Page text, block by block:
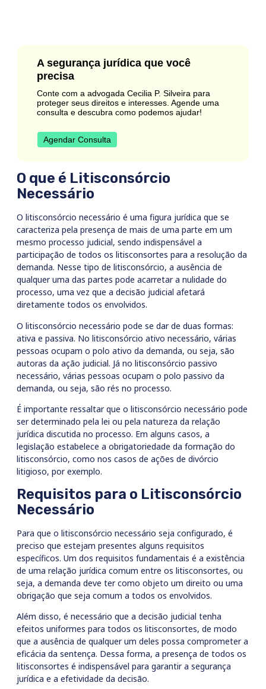
A segurança jurídica que você
precisa
Conte com a advogada Cecilia P. Silveira para
proteger seus direitos e interesses. Agende uma
consulta e descubra como podemos ajudar!
Agendar Consulta
O que é Litisconsórcio
Necessário
O litisconsórcio necessário é uma figura jurídica que se
caracteriza pela presença de mais de uma parte em um
mesmo processo judicial, sendo indispensável a
participação de todos os litisconsortes para a resolução da
demanda. Nesse tipo de litisconsórcio, a ausência de
qualquer uma das partes pode acarretar a nulidade do
processo, uma vez que a decisão judicial afetará
diretamente todos os envolvidos.
O litisconsórcio necessário pode se dar de duas formas:
ativa e passiva. No litisconsórcio ativo necessário, várias
pessoas ocupam o polo ativo da demanda, ou seja, são
autoras da ação judicial. Já no litisconsórcio passivo
necessário, várias pessoas ocupam o polo passivo da
demanda, ou seja, são rés no processo.
É importante ressaltar que o litisconsórcio necessário pode
ser determinado pela lei ou pela natureza da relação
jurídica discutida no processo. Em alguns casos, a
legislação estabelece a obrigatoriedade da formação do
litisconsórcio, como nos casos de ações de divórcio
litigioso, por exemplo.
Requisitos para o Litisconsórcio
Necessário
Para que o litisconsórcio necessário seja configurado, é
preciso que estejam presentes alguns requisitos
específicos. Um dos requisitos fundamentais é a existência
de uma relação jurídica comum entre os litisconsortes, ou
seja, a demanda deve ter como objeto um direito ou uma
obrigação que seja comum a todos os envolvidos.
Além disso, é necessário que a decisão judicial tenha
efeitos uniformes para todos os litisconsortes, de modo
que a ausência de qualquer um deles possa comprometer a
eficácia da sentença. Dessa forma, a presença de todos os
litisconsortes é indispensável para garantir a segurança
jurídica e a efetividade da decisão.